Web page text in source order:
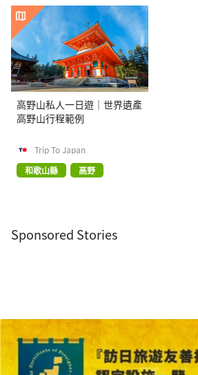
高野山私人一日遊｜世界遺產
高野山行程範例
Trip To Japan
和歌山縣
高野
Sponsored Stories